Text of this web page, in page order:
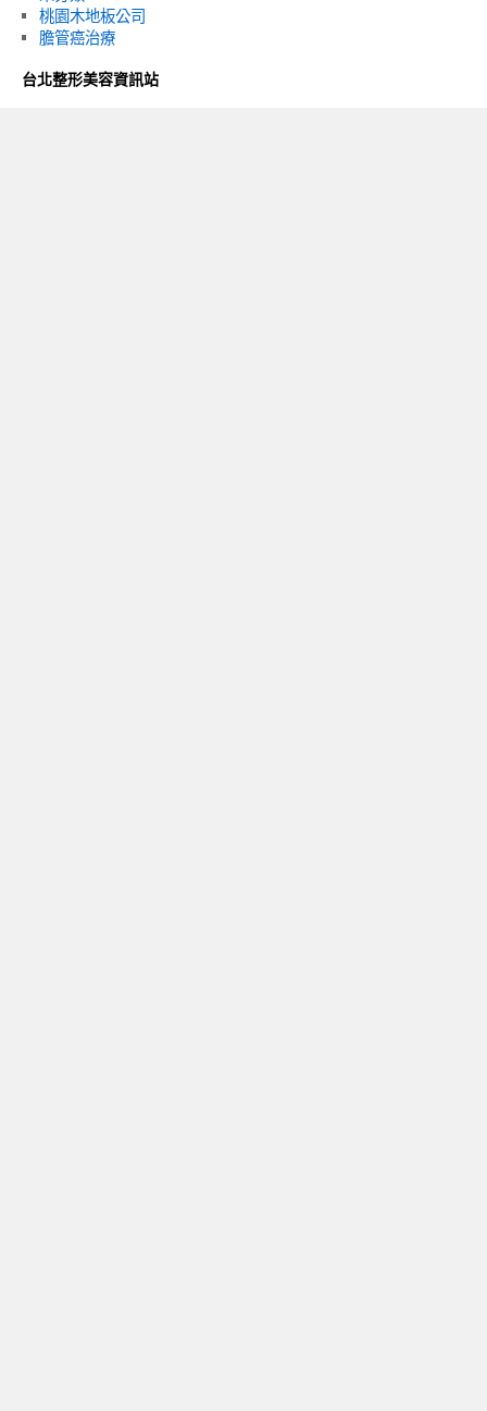
桃園木地板公司
膽管癌治療
台北整形美容資訊站